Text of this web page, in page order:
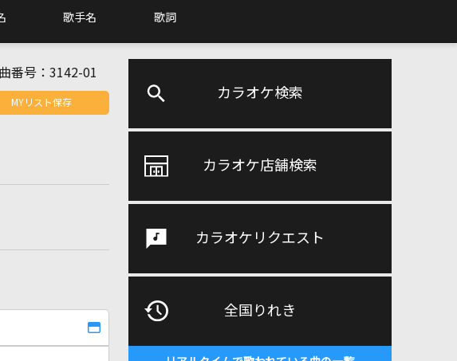
歌手名 歌詞
カラオケ検索
カラオケ店舗検索
カラオケリクエスト
全国りれき
番号： 3142-01
MYリスト保存